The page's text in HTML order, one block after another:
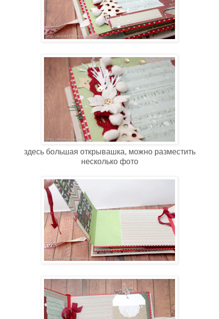
здесь большая открывашка, можно разместить
несколько фото